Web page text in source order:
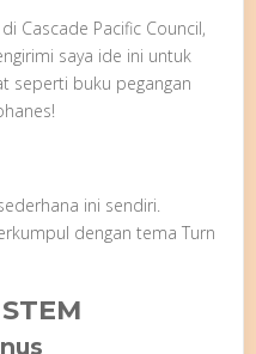
Cascade Pacific Council,
saya ide ini untuk
seperti buku pegangan
ini sendiri.
dengan tema Turn